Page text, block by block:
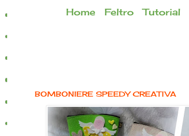
Home Feltro Tutorial
BOMBONIERE SPEEDY CREATIVA